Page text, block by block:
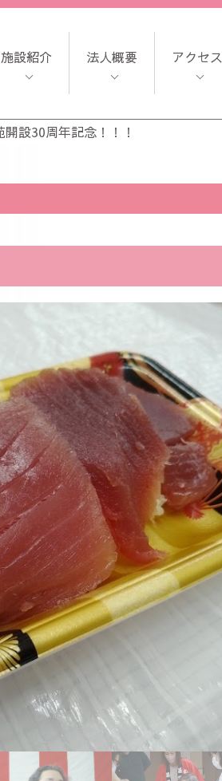
施設紹介 法人概要 アクセス
開設30周年記念！！！